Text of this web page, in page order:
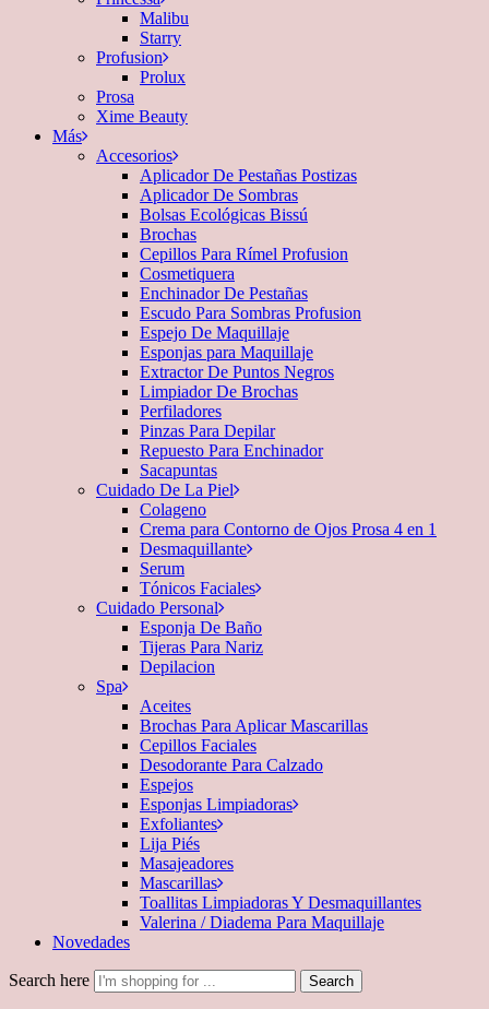
Malibu
Starry
Profusion
Prolux
Prosa
Xime Beauty
Más
Accesorios
Aplicador De Pestañas Postizas
Aplicador De Sombras
Bolsas Ecológicas Bissú
Brochas
Cepillos Para Rímel Profusion
Cosmetiquera
Enchinador De Pestañas
Escudo Para Sombras Profusion
Espejo De Maquillaje
Esponjas para Maquillaje
Extractor De Puntos Negros
Limpiador De Brochas
Perfiladores
Pinzas Para Depilar
Repuesto Para Enchinador
Sacapuntas
Cuidado De La Piel
Colageno
Crema para Contorno de Ojos Prosa 4 en 1
Desmaquillante
Serum
Tónicos Faciales
Cuidado Personal
Esponja De Baño
Tijeras Para Nariz
Depilacion
Spa
Aceites
Brochas Para Aplicar Mascarillas
Cepillos Faciales
Desodorante Para Calzado
Espejos
Esponjas Limpiadoras
Exfoliantes
Lija Piés
Masajeadores
Mascarillas
Toallitas Limpiadoras Y Desmaquillantes
Valerina / Diadema Para Maquillaje
Novedades
Search here Search